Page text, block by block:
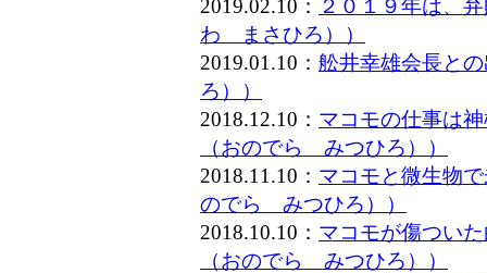
2019.02.10：
２０１９年は、
わ まさひろ））
2019.01.10： 舩井幸雄会長と
ろ））
2018.12.10： マコモの仕事は
（おのでら みつひろ））
2018.11.10： マコモと微生物
のでら みつひろ））
2018.10.10： マコモが傷つい
（おのでら みつひろ））